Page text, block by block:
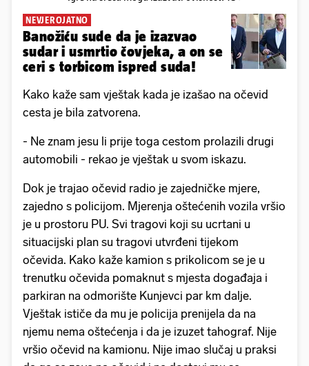
NEVJEROJATNO
Banožiću sude da je izazvao
sudar i usmrtio čovjeka, a on se
ceri s torbicom ispred suda!
Kako kaže sam vještak kada je izašao na očevid
cesta je bila zatvorena.
- Ne znam jesu li prije toga cestom prolazili drugi
automobili - rekao je vještak u svom iskazu.
Dok je trajao očevid radio je zajedničke mjere,
zajedno s policijom. Mjerenja oštećenih vozila vršio
je u prostoru PU. Svi tragovi koji su ucrtani u
situacijski plan su tragovi utvrđeni tijekom
očevida. Kako kaže kamion s prikolicom se je u
trenutku očevida pomaknut s mjesta događaja i
parkiran na odmorište Kunjevci par km dalje.
Vještak ističe da mu je policija prenijela da na
njemu nema oštećenja i da je izuzet tahograf. Nije
vršio očevid na kamionu. Nije imao slučaj u praksi